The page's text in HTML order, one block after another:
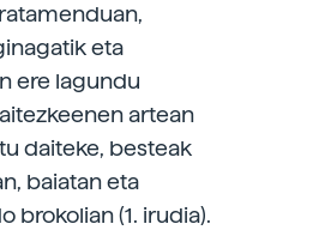
eta
ere lagundu
artean
daiteke, besteak
baiatan eta
brokolian (1. irudia).